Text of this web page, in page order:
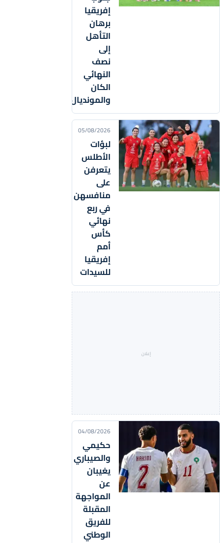
إفريقيا
برهان
التأهل
إلى
نصف
النهائي
الكان
والمونديال
05/08/2026
لبؤات
الأطلس
يتعرفن
على
منافسهن
في ربع
نهائي
كأس
أمم
إفريقيا
للسيدات
04/08/2026
حكيمي
والصيباري
يغيبان
عن
المواجهة
المقبلة
للفريق
الوطني